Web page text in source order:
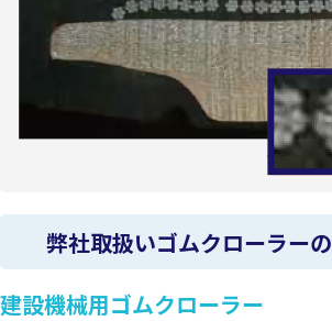
弊社取扱いゴムクローラーの
建設機械用ゴムクローラー